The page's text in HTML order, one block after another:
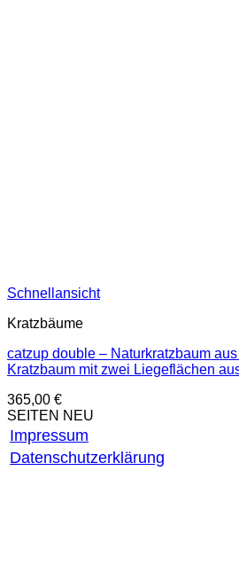
Schnellansicht
Kratzbäume
catzup double – Naturkratzbaum aus
Kratzbaum mit zwei Liegeflächen
365,00 €
SEITEN NEU
Impressum
Datenschutzerklärung